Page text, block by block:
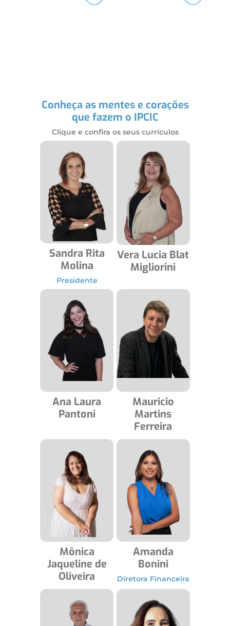
Conheça as mentes e corações
que fazem o IPCIC
Clique e confira os seus currículos
Sandra Rita
Molina
Presidente
Vera Lucia Blat
Migliorini
Ana Laura
Pantoni
Mauricio
Martins
Ferreira
Mônica
Jaqueline de
Oliveira
Amanda
Bonini
Diretora Financeira